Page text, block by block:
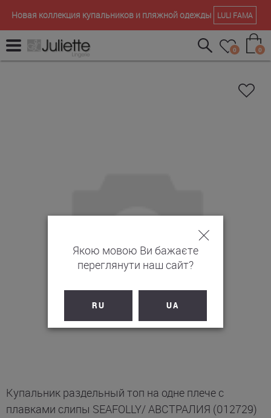
Новая коллекция купальников и пляжной одежды LULI FAMA
0 0
Купальник раздельный топ на одне плече с
плавками слипы SEAFOLLY/ АВСТРАЛИЯ (012729)
Якою мовою Ви бажаєте
переглянути наш сайт?
RU UA